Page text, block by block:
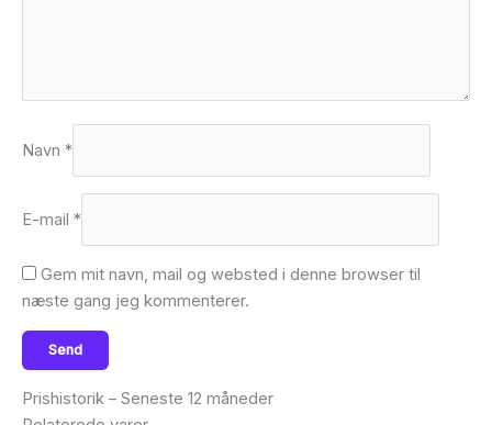
Navn *
E-mail *
Gem mit navn, mail og websted i denne browser til
næste gang jeg kommenterer.
Prishistorik – Seneste 12 måneder